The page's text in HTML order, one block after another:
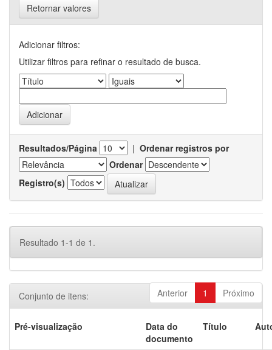
Retornar valores
Adicionar filtros:
Utilizar filtros para refinar o resultado de busca.
Resultados/Página | Ordenar registros por
Ordenar
Registro(s)
Resultado 1-1 de 1.
Anterior 1 Próximo
Conjunto de itens:
Pré-visualização
Data do
documento
Título